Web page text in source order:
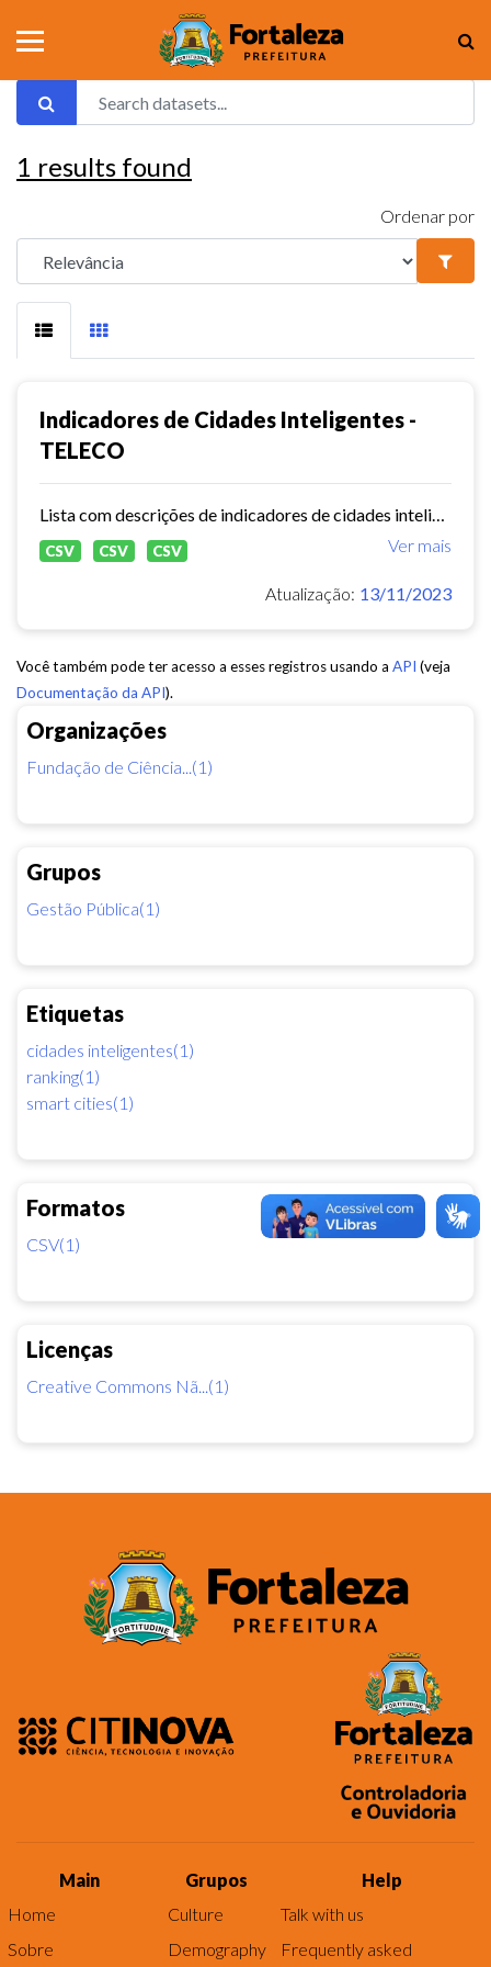
Organizações
Fundação de Ciência...(1)
Grupos
Gestão Pública(1)
Etiquetas
cidades inteligentes(1)
ranking(1)
smart cities(1)
Formatos
CSV(1)
Licenças
Creative Commons Nã...(1)
1 results found
Ordenar por
Indicadores de Cidades Inteligentes -
TELECO
Ver mais
CSV CSV CSV
Atualização: 13/11/2023
Você também pode ter acesso a esses registros usando a API (veja
Documentação da API).
Main
Home
Sobre
Grupos
Culture
Demography
Help
Talk with us
Frequently asked